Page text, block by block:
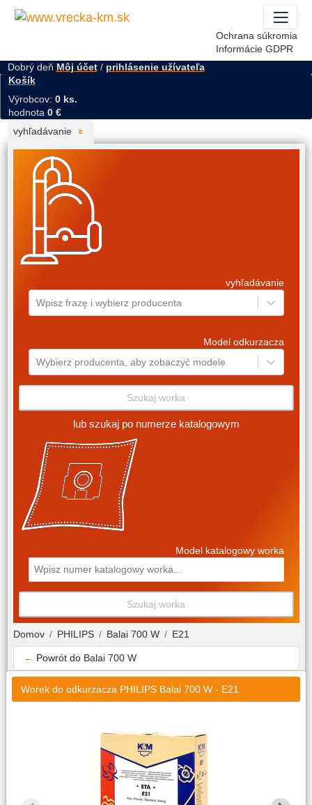
Ochrana súkromia
Informácie GDPR
Dobrý deň Môj účet/ prihlásenie užívateľa
Košík
Výrobcov: 0 ks.
hodnota 0 €
vyhľadávanie
vyhľadávanie
Wpisz frazę i wybierz producenta
Model odkurzacza
Wybierz producenta, aby zobaczyć modele
Szukaj worka
lub szukaj po numerze katalogowym
Model katalogowy worka
Szukaj worka
Domov PHILIPS Balai 700 W E21
← Powrót do Balai 700 W
Worek do odkurzacza PHILIPS Balai 700 W - E21